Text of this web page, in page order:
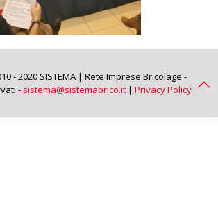
- 2020 SISTEMA | Rete Imprese Bricolage -
- sistema@sistemabrico.it| Privacy Policy